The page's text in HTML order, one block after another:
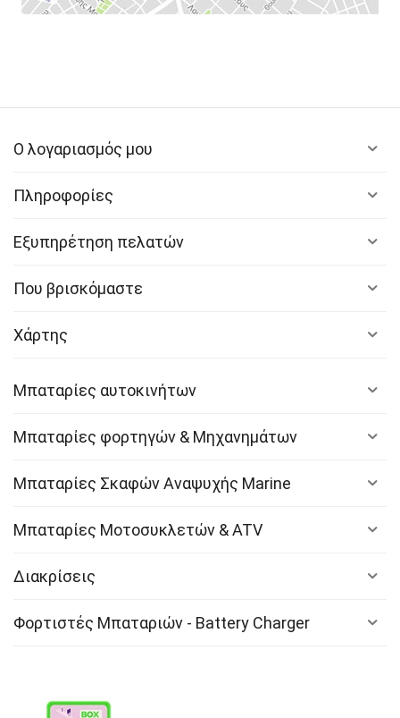
Ο λογαριασμός μου
Πληροφορίες
Εξυπηρέτηση πελατών
Που βρισκόμαστε
Χάρτης
Μπαταρίες αυτοκινήτων
Μπαταρίες φορτηγών & Μηχανημάτων
Μπαταρίες Σκαφών Αναψυχής Marine
Μπαταρίες Μοτοσυκλετών & ATV
Διακρίσεις
Φορτιστές Μπαταριών - Battery Charger